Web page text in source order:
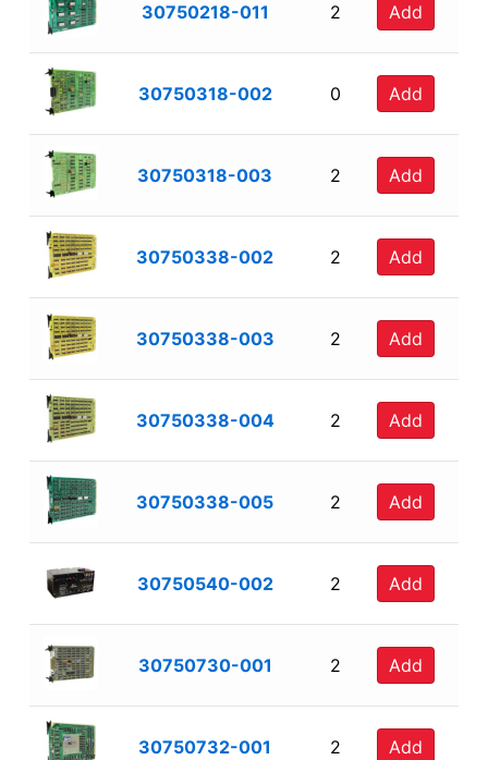
30750218-011 2 Add
30750318-002 0 Add
30750318-003 2 Add
30750338-002 2 Add
30750338-003 2 Add
30750338-004 2 Add
30750338-005 2 Add
30750540-002 2 Add
30750730-001 2 Add
30750732-001 2 Add